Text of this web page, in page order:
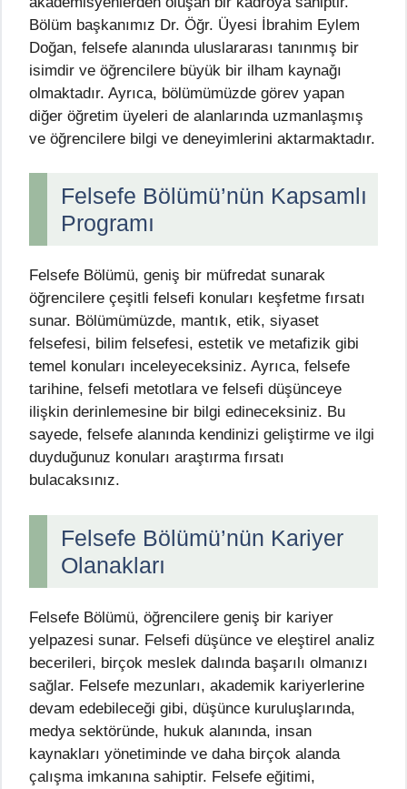
Bölüm başkanımız Dr. Öğr. Üyesi İbrahim Eylem
Doğan, felsefe alanında uluslararası tanınmış bir
isimdir ve öğrencilere büyük bir ilham kaynağı
olmaktadır. Ayrıca, bölümümüzde görev yapan
diğer öğretim üyeleri de alanlarında uzmanlaşmış
ve öğrencilere bilgi ve deneyimlerini aktarmaktadır.
Felsefe Bölümü’nün Kapsamlı
Programı
Felsefe Bölümü, geniş bir müfredat sunarak
öğrencilere çeşitli felsefi konuları keşfetme fırsatı
sunar. Bölümümüzde, mantık, etik, siyaset
felsefesi, bilim felsefesi, estetik ve metafizik gibi
temel konuları inceleyeceksiniz. Ayrıca, felsefe
tarihine, felsefi metotlara ve felsefi düşünceye
ilişkin derinlemesine bir bilgi edineceksiniz. Bu
sayede, felsefe alanında kendinizi geliştirme ve ilgi
duyduğunuz konuları araştırma fırsatı
bulacaksınız.
Felsefe Bölümü’nün Kariyer
Olanakları
Felsefe Bölümü, öğrencilere geniş bir kariyer
yelpazesi sunar. Felsefi düşünce ve eleştirel analiz
becerileri, birçok meslek dalında başarılı olmanızı
sağlar. Felsefe mezunları, akademik kariyerlerine
devam edebileceği gibi, düşünce kuruluşlarında,
medya sektöründe, hukuk alanında, insan
kaynakları yönetiminde ve daha birçok alanda
çalışma imkanına sahiptir. Felsefe eğitimi,